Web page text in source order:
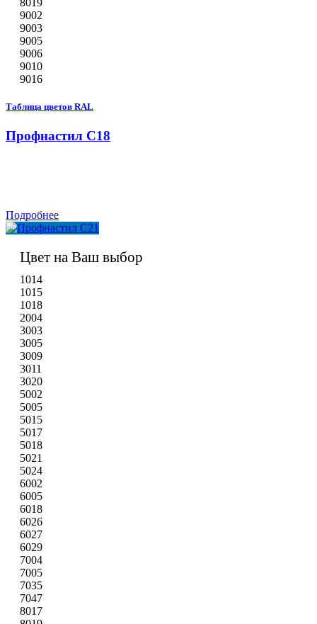
8019
9002
9003
9005
9006
9010
9016
Таблица цветов RAL
Профнастил С18
Подробнее
Цвет на Ваш выбор
1014
1015
1018
2004
3003
3005
3009
3011
3020
5002
5005
5015
5017
5018
5021
5024
6002
6005
6018
6026
6027
6029
7004
7005
7035
7047
8017